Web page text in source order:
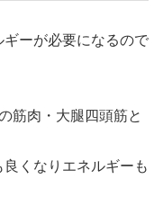
ーが必要になるので
筋肉・大腿四頭筋と
くなりエネルギーも